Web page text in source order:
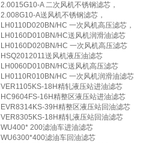
2.0015G10-A 二次风机不锈钢滤芯，
2.008G10-A送风机不锈钢滤芯，
LH0110D020BN/HC 一次风机高压滤芯，
LH0160D010BN/HC送风机润滑油滤芯
LH0160D020BN/HC 一次风机高压滤芯
HSQ2012011送风机液压油滤芯
LH0060D010BN/HC送风机高压滤芯
LH0110R010BN/HC 一次风机润滑油滤芯
VER1105KS-18H精轧液压站进油滤芯
HC9604FS-16H精整区液压站进油滤芯
EVR8314KS-39H精整区液压站回油滤芯
VER8305KS-18H精轧液压站回油滤芯
WU400* 200滤油车进油滤芯
WU6300*400滤油车回油滤芯